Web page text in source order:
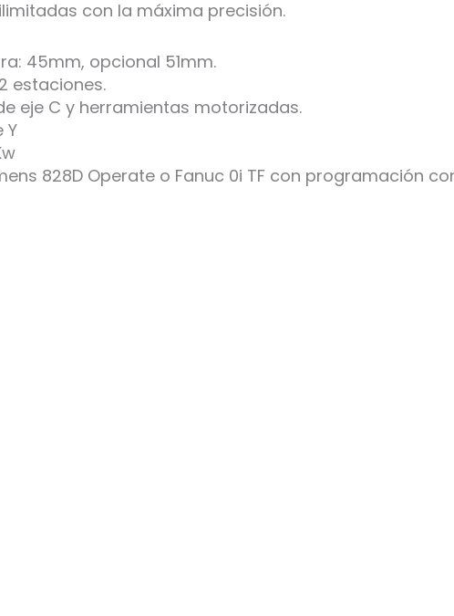
con la máxima precisión.
45mm, opcional 51mm.
estaciones.
eje C y herramientas motorizadas.
Y
828D Operate o Fanuc 0i TF con programación